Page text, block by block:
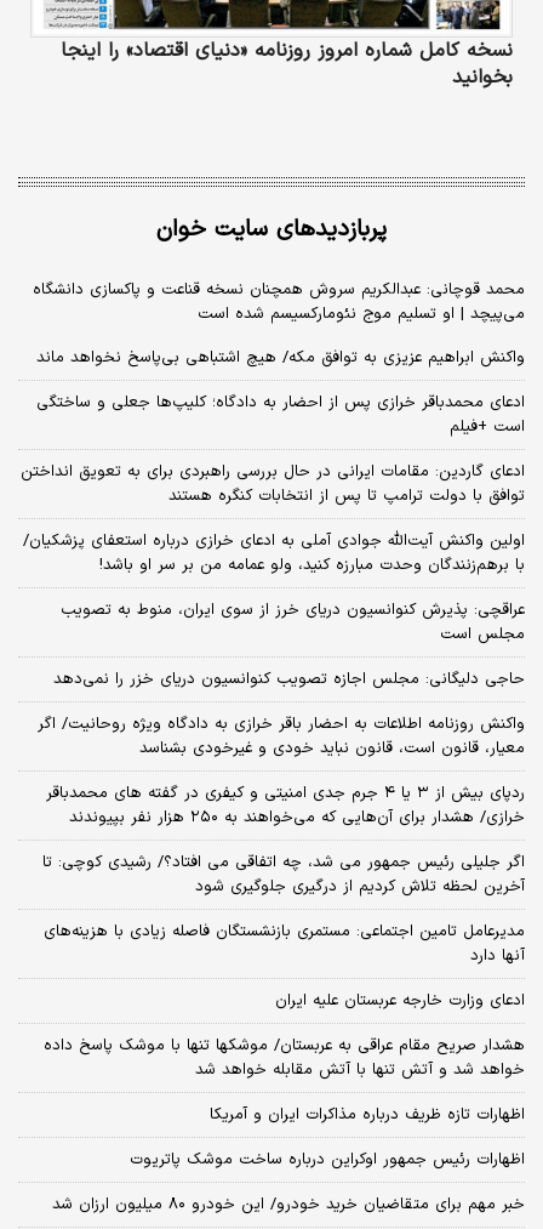
نسخه کامل شماره امروز روزنامه «دنیای‌ اقتصاد» را اینجا
بخوانید
پربازدیدهای سایت خوان
محمد قوچانی: عبدالکریم سروش همچنان نسخه قناعت و پاکسازی دانشگاه
می‌پیچد | او تسلیم موج نئومارکسیسم شده است
واکنش ابراهیم عزیزی به توافق مکه/ هیچ اشتباهی بی‌پاسخ نخواهد ماند
ادعای محمدباقر خرازی پس از احضار به دادگاه؛ کلیپ‌ها جعلی و ساختگی
است +فیلم
ادعای گاردین: مقامات ایرانی در حال بررسی راهبردی برای به تعویق انداختن
توافق با دولت ترامپ تا پس از انتخابات کنگره هستند
اولین واکنش آیت‌الله جوادی آملی به ادعای خرازی درباره استعفای پزشکیان/
با برهم‌زنندگان وحدت مبارزه کنید، ولو عمامه من بر سر او باشد!
عراقچی: پذیرش کنوانسیون دریای خرز از سوی ایران، منوط به تصویب
مجلس است
حاجی دلیگانی: مجلس اجازه تصویب کنوانسیون دریای خزر را نمی‌دهد
واکنش روزنامه اطلاعات به احضار باقر خرازی به دادگاه ویژه روحانیت/ اگر
معیار، قانون است، قانون نباید خودی و غیرخودی بشناسد
ردپای بیش از ۳ یا ۴ جرم جدی امنیتی و کیفری در گفته های محمدباقر
خرازی/ هشدار برای آن‌هایی که می‌خواهند به ۲۵۰ هزار نفر بپیوندند
اگر جلیلی رئیس جمهور می شد، چه اتفاقی می افتاد؟/ رشیدی کوچی: تا
آخرین لحظه تلاش کردیم از درگیری جلوگیری شود
مدیرعامل تامین اجتماعی: مستمری بازنشستگان فاصله زیادی با هزینه‌های
آنها دارد
ادعای وزارت خارجه عربستان علیه ایران
هشدار صریح مقام عراقی به عربستان/ موشکها تنها با موشک پاسخ داده
خواهد شد و آتش تنها با آتش مقابله خواهد شد
اظهارات تازه ظریف درباره مذاکرات ایران و آمریکا
اظهارات رئیس جمهور اوکراین درباره ساخت موشک پاتریوت
خبر مهم برای متقاضیان خرید خودرو/ این خودرو ۸۰ میلیون ارزان شد